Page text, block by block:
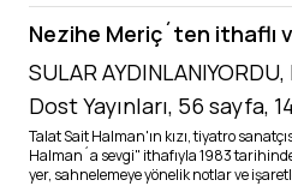
Nezihe Meriç´ten ithaflı
SULAR
Dost Yayınları, 56 sayfa,
Talat Sait Halman'ın kızı, tiyatro
Halman´a sevgi" ithafıyla 1983
yer, sahnelemeye yönelik notlar ve